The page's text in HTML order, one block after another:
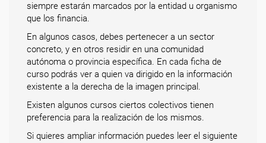
siempre estarán marcados por la entidad u organismo
que los financia.
En algunos casos, debes pertenecer a un sector
concreto, y en otros residir en una comunidad
autónoma o provincia específica. En cada ficha de
curso podrás ver a quien va dirigido en la información
existente a la derecha de la imagen principal.
Existen algunos cursos ciertos colectivos tienen
preferencia para la realización de los mismos.
Si quieres ampliar información puedes leer el siguiente